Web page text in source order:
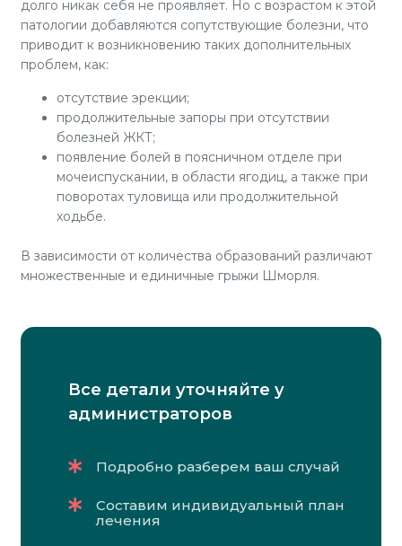
долго никак себя не проявляет. Но с возрастом к этой
патологии добавляются сопутствующие болезни, что
приводит к возникновению таких дополнительных
проблем, как:
отсутствие эрекции;
продолжительные запоры при отсутствии
болезней ЖКТ;
появление болей в поясничном отделе при
мочеиспускании, в области ягодиц, а также при
поворотах туловища или продолжительной
ходьбе.
В зависимости от количества образований различают
множественные и единичные грыжи Шморля.
Все детали уточняйте у
администраторов
Подробно разберем ваш случай
Составим индивидуальный план
лечения